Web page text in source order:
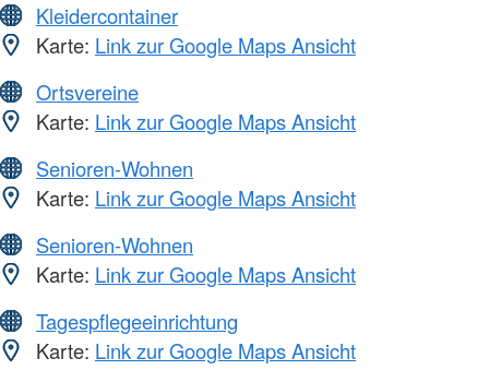
Kleidercontainer
Karte: Link zur Google Maps Ansicht
Ortsvereine
Karte: Link zur Google Maps Ansicht
Senioren-Wohnen
Karte: Link zur Google Maps Ansicht
Senioren-Wohnen
Karte: Link zur Google Maps Ansicht
Tagespflegeeinrichtung
Karte: Link zur Google Maps Ansicht